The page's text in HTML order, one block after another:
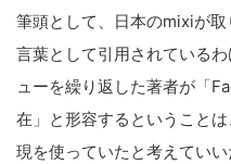
筆頭として、日本のmixiが
言葉として引用されている
ューを繰り返した著者が「
在」と形容するということ
現を使っていたと考えていい